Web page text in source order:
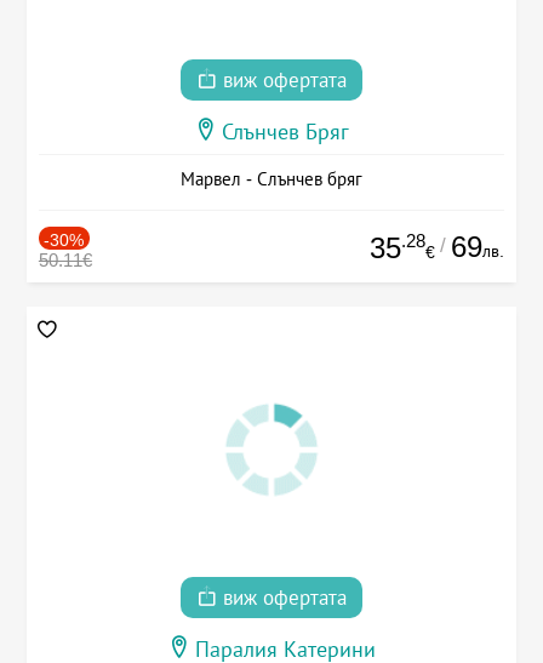
виж офертата
Слънчев Бряг
Марвел - Слънчев бряг
-30%
50.11€ 35.28
€ / 69лв.
виж офертата
Паралия Катерини